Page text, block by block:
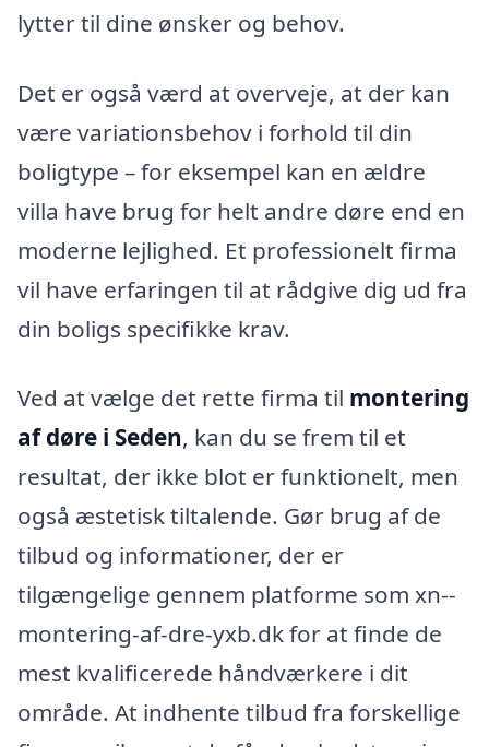
lytter til dine ønsker og behov.
Det er også værd at overveje, at der kan
være variationsbehov i forhold til din
boligtype – for eksempel kan en ældre
villa have brug for helt andre døre end en
moderne lejlighed. Et professionelt firma
vil have erfaringen til at rådgive dig ud fra
din boligs specifikke krav.
Ved at vælge det rette firma til montering
af døre i Seden, kan du se frem til et
resultat, der ikke blot er funktionelt, men
også æstetisk tiltalende. Gør brug af de
tilbud og informationer, der er
tilgængelige gennem platforme som xn--
montering-af-dre-yxb.dk for at finde de
mest kvalificerede håndværkere i dit
område. At indhente tilbud fra forskellige